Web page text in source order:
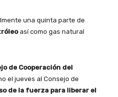
una quinta parte de
así como gas natural
de Cooperación del
el jueves al Consejo de
de la fuerza para liberar el